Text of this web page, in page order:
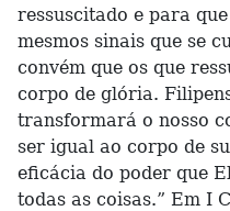
ressuscitado e para
mesmos sinais que se
convém que os que
corpo de glória.
transformará o nosso
ser igual ao corpo de
eficácia do poder que
todas as coisas.” Em I